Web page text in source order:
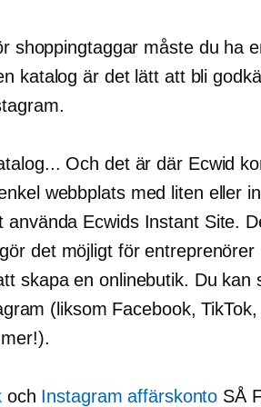
shoppingtaggar måste du ha
katalog är det lätt att bli
Och det är där Ecwid
webbplats med liten eller
använda Ecwids Instant Site.
det möjligt för entreprenörer
skapa en onlinebutik. Du kan
(liksom Facebook,
och Instagram affärskonto SÅ